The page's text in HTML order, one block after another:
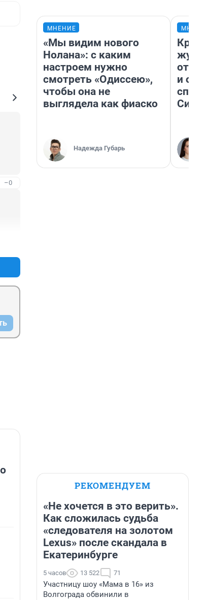
–0
МНЕНИЕ
«Мы видим нового
Нолана»: с каким
настроем нужно
смотреть «Одиссею»,
чтобы она не
выглядела как фиаско
Надежда Губарь
и
РЕКОМЕНДУЕМ
«Не хочется в это верить».
Как сложилась судьба
«следователя на золотом
Lexus» после скандала в
Екатеринбурге
5 часов 13 522 71
Участницу шоу «Мама в 16» из
Волгограда обвинили в